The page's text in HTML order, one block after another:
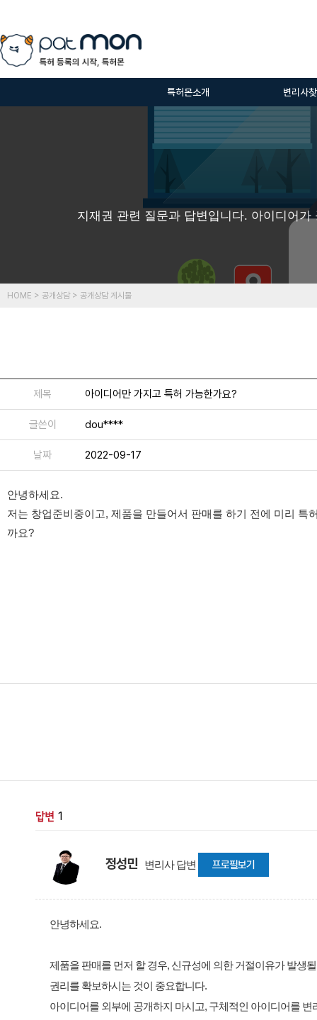
특허몬소개 변리사
지재권 관련 질문과 답변입니다. 아이디어
HOME > 공개상담 > 공개상담 게시물
제목 아이디어만 가지고 특허 가능한가요?
글쓴이 dou****
날짜 2022-09-17
안녕하세요.
저는 창업준비중이고, 제품을 만들어서 판매를 하기 전에 미리 특
까요?
1
정성민 변리사 답변 프로필보기
안녕하세요.
제품을 판매를 먼저 할 경우, 신규성에 의한 거절이유가 발생
권리를 확보하시는 것이 중요합니다.
아이디어를 외부에 공개하지 마시고, 구체적인 아이디어를